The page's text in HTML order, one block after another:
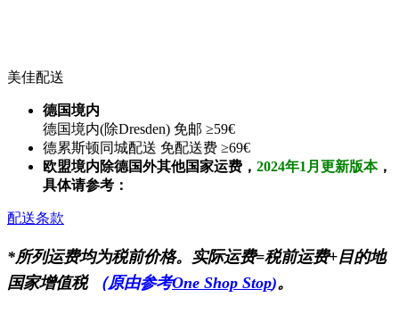
美佳配送
德国境内
德国境内(除Dresden) 免邮 ≥59€
德累斯顿同城配送 免配送费 ≥69€
欧盟境内除德国外其他国家运费， 2024年1月更新版本，
具体请参考：
配送条款
*所列运费均为税前价格。实际运费=税前运费+目的地
国家增值税
（原由参考One Shop Stop)。